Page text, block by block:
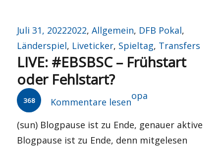
Veröffentlicht
am
Juli 31, 2022Kategorien
2022,Allgemein, DFB Pokal,
Länderspiel, Liveticker, Spieltag, Transfers
LIVE: #EBSBSC – Frühstart
oder Fehlstart?
368 Kommentare lesen
Autor
opa
(sun) Blogpause ist zu Ende, genauer aktive
Blogpause ist zu Ende, denn mitgelesen